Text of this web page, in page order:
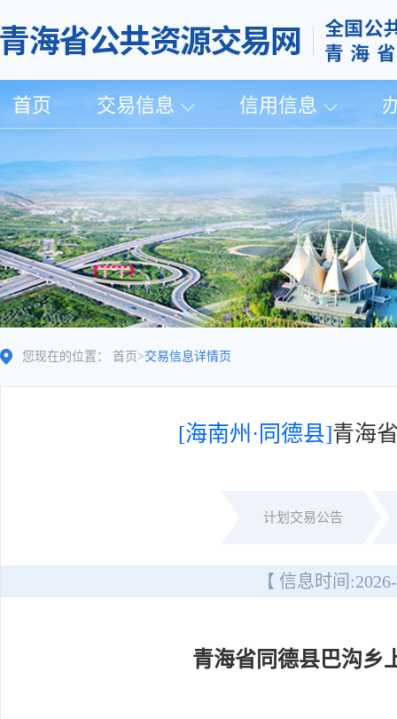
首页 交易信息 信用信息
您现在的位置： 首页 >交易信息详情页
[海南州·同德县]青海
计划交易公告
【 信息时间:
青海省同德县巴沟乡